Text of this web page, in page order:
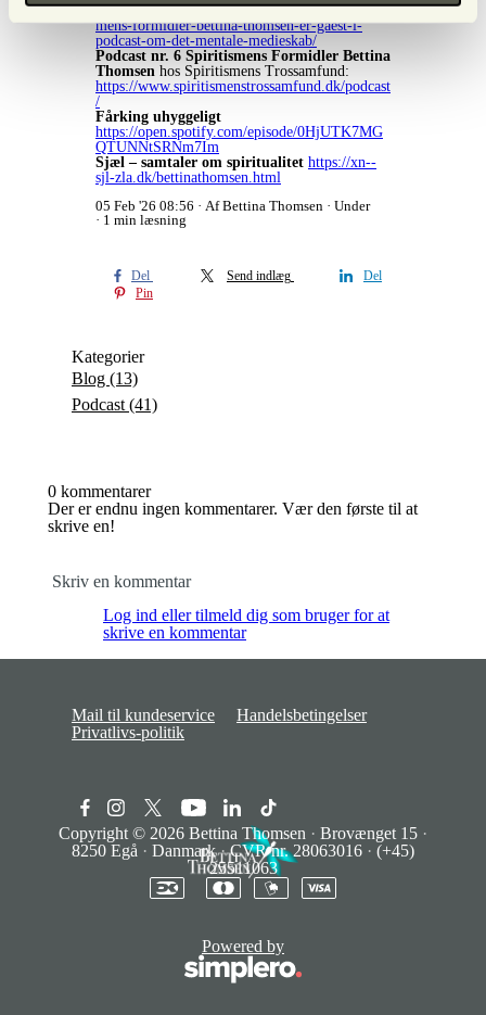
https://www.spiritismenstrossamfund.dk/spiritis
mens-formidler-bettina-thomsen-er-gaest-i-
podcast-om-det-mentale-medieskab/
Podcast nr. 6 Spiritismens Formidler Bettina
Thomsen hos Spiritismens Trossamfund:
https://www.spiritismenstrossamfund.dk/podcast
/
Fårking uhyggeligt
https://open.spotify.com/episode/0HjUTK7MG
QTUNNtSRNm7Im
Sjæl – samtaler om spiritualitet https://xn--
sjl-zla.dk/bettinathomsen.html
05 Feb '26 08:56
Af Bettina Thomsen
Under
1 min læsning
Del Send indlæg
Del
Pin
Kategorier
Blog (13)
Podcast (41)
0 kommentarer
Der er endnu ingen kommentarer. Vær den første til at
skrive en!
Skriv en kommentar
Log ind eller tilmeld dig som bruger for at
skrive en kommentar
Mail til kundeservice
Handelsbetingelser
Privatlivs-politik
Copyright © 2026 Bettina Thomsen · Brovænget 15 ·
8250 Egå · Danmark·CVR nr. 28063016 · (+45)
25511063
Powered by